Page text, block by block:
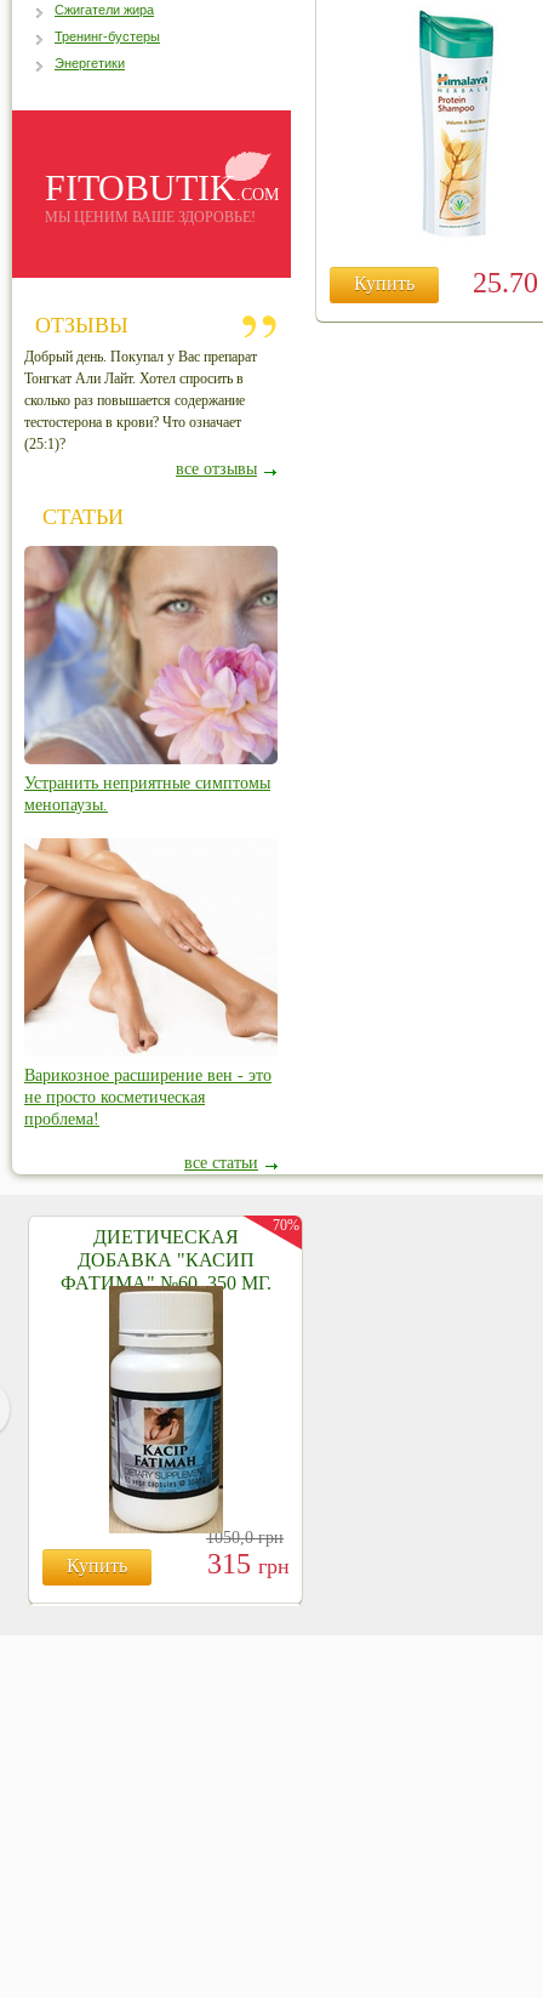
Купить
Сжигатели жира
Тренинг-бустеры
Энергетики
FITOBUTIK.COM
МЫ ЦЕНИМ ВАШЕ ЗДОРОВЬЕ!
ОТЗЫВЫ
Добрый день. Покупал у Вас препарат
Тонгкат Али Лайт. Хотел спросить в
сколько раз повышается содержание
тестостерона в крови? Что означает
(25:1)?
все отзывы
СТАТЬИ
Устранить неприятные симптомы
менопаузы.
Варикозное расширение вен - это
не просто косметическая
проблема!
все статьи
ДИЕТИЧЕСКАЯ
ДОБАВКА "КАСИП
ФАТИМА" №60, 350 МГ.
Купить
1050,0грн
315 грн
70%